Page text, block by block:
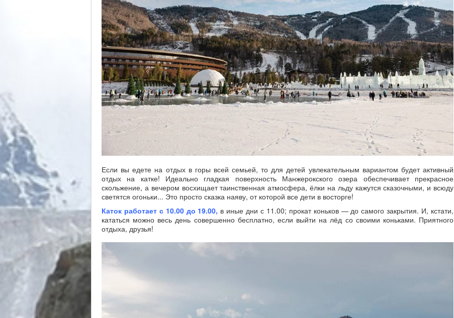
Если вы едете на отдых в горы всей семьей, то для детей увлекательным вариантом будет активный
отдых на катке! Идеально гладкая поверхность Манжерокского озера обеспечивает прекрасное
скольжение, а вечером восхищает таинственная атмосфера, ёлки на льду кажутся сказочными, и всюду
светятся огоньки... Это просто сказка наяву, от которой все дети в восторге!
Каток работает с 10.00 до 19.00, в иные дни с 11.00; прокат коньков — до самого закрытия. И, кстати,
кататься можно весь день совершенно бесплатно, если выйти на лёд со своими коньками. Приятного
отдыха, друзья!